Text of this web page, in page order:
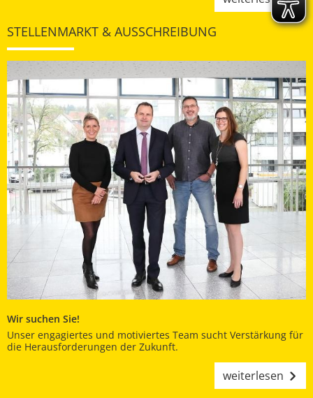
STELLENMARKT & AUSSCHREIBUNG
Wir suchen Sie!
Unser engagiertes und motiviertes Team sucht Verstärkung für
die Herausforderungen der Zukunft.
weiterlesen